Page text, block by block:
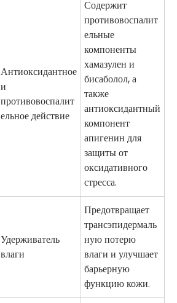
Антиоксидантное
и
противовоспалит
ельное действие
Содержит
противовоспалит
ельные
компоненты
хамазулен и
бисаболол, а
также
антиоксидантный
компонент
апигенин для
защиты от
оксидативного
стресса.
Удерживатель
влаги
Предотвращает
трансэпидермаль
ную потерю
влаги и улучшает
барьерную
функцию кожи.